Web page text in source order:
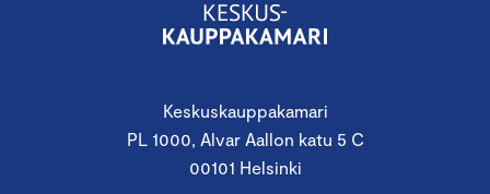
Keskuskauppakamari
PL 1000, Alvar Aallon katu 5 C
00101 Helsinki